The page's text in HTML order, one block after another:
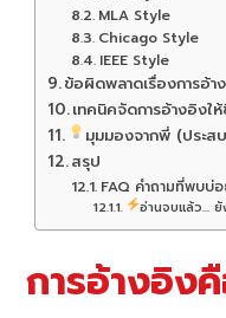
MLA Style
Chicago Style
IEEE Style
ข้อผิดพลาดเรื่องการอ้
เทคนิคจัดการอ้างอิงใ
มุมมองจากพี่ (ประส
สรุป
FAQ คำถามที่พบบ่
อ่านจบแล้ว...
การอ้างอิงคื